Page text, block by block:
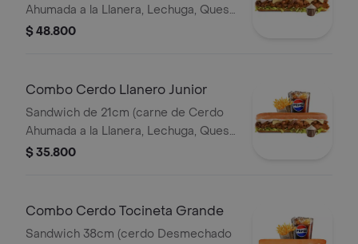
Ahumada a la Llanera, Lechuga, Queso
Mozzarella y Salsa de Ajo) Papa
$ 48.800
Combo Cerdo Llanero Junior
Sandwich de 21cm (carne de Cerdo
Ahumada a la Llanera, Lechuga, Queso
Mozzarella y Salsa de Ajo) Papa
$ 35.800
Combo Cerdo Tocineta Grande
Sandwich 38cm (cerdo Desmechado